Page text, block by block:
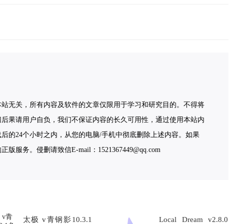
无关，所有内容及软件的文章仅限用于学习和研究目的。不得将
果请用户自负，我们不保证内容的长久可用性，通过使用本站内
的24个小时之内，从您的电脑/手机中彻底删除上述内容。如果
版服务。侵删请致信E-mail：1521367449@qq.com
太极 v青钢影10.3.1 Local Dream v2.8.0